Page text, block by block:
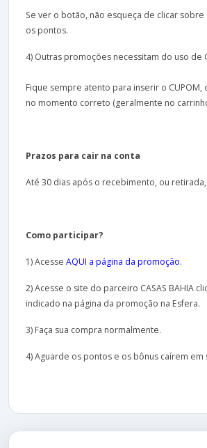
Se ver o botão, não esqueça de clicar
os pontos.
4) Outras promoções necessitam do uso de
Fique sempre atento para inserir o CUPOM,
no momento correto (geralmente no
Prazos para cair na conta
Até 30 dias após o recebimento, ou
Como participar?
1) Acesse AQUI a página da promoção.
2) Acesse o site do parceiro CASAS BAHIA
indicado na página da promoção na Esfera.
3) Faça sua compra normalmente.
4) Aguarde os pontos e os bônus caírem em